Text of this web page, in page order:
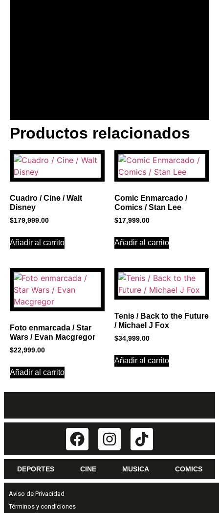
BANNER CON
PROMOCIONES 1
Click Here
Productos relacionados
Cuadro / Cine / Walt
Disney
$179,999.00
Añadir al carrito
Comic Enmarcado /
Comics / Stan Lee
$17,999.00
Añadir al carrito
Foto enmarcada / Star
Wars / Evan Macgregor
$22,999.00
Añadir al carrito
Tenis / Back to the Future
/ Michael J Fox
$34,999.00
Añadir al carrito
DEPORTES CINE MUSICA COMICS
Aviso de Privacidad
Términos y condiciones